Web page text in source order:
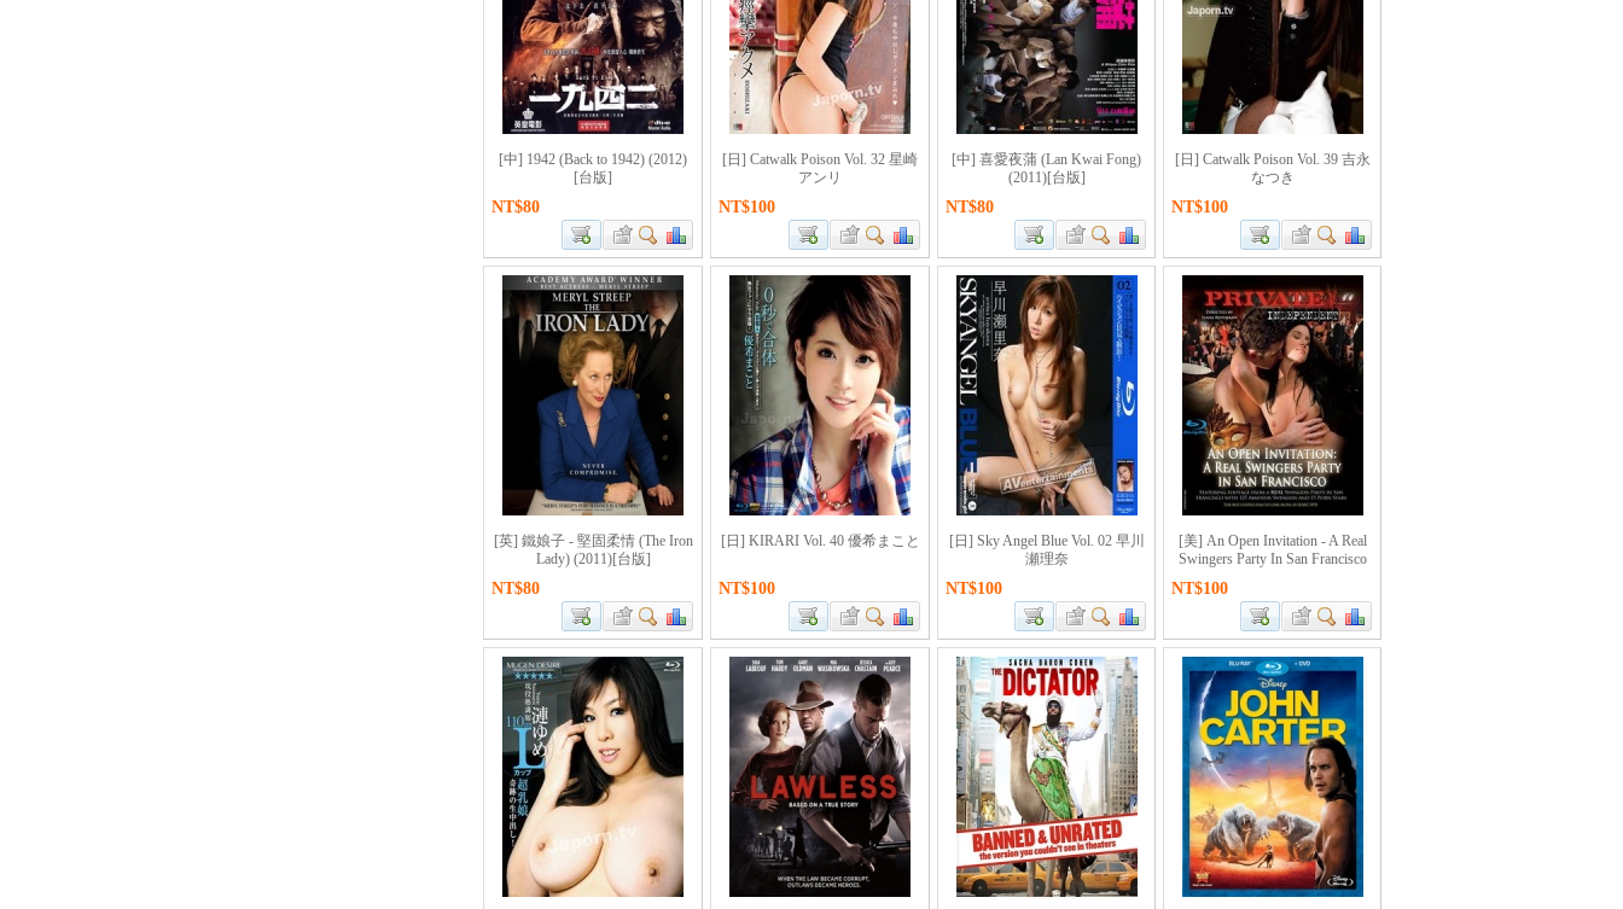
[中] 1942 (Back to 1942) (2012)
[台版]
NT$80
[日] Catwalk Poison Vol. 32 星崎
アンリ
NT$100
[中] 喜愛夜蒲 (Lan Kwai Fong)
(2011)[台版]
NT$80
[日] Catwalk Poison Vol. 39 吉永
なつき
NT$100
[英] 鐵娘子 - 堅固柔情 (The Iron
Lady) (2011)[台版]
NT$80
[日] KIRARI Vol. 40 優希まこと
NT$100
[日] Sky Angel Blue Vol. 02 早川
瀬理奈
NT$100
[美] An Open Invitation - A Real
Swingers Party In San Francisco
NT$100